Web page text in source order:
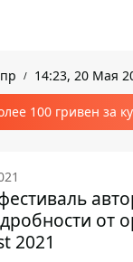
14:23, 20 Мая
100 гривен за
от
2021